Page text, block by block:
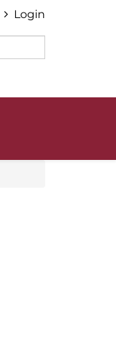
Login